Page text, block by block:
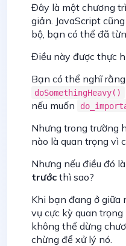
Đây là một chương
giản. JavaScript
bộ, bạn có thể đã
Điều này được thực
Bạn có thể nghĩ
doSomethingHeavy()
nếu muốn
Nhưng trong trường
nào là quan trọng vì
Nhưng nếu điều đó là
trước thì sao?
Khi bạn đang ở giữa
vụ cực kỳ quan
không thể dừng
chừng để xử lý nó.